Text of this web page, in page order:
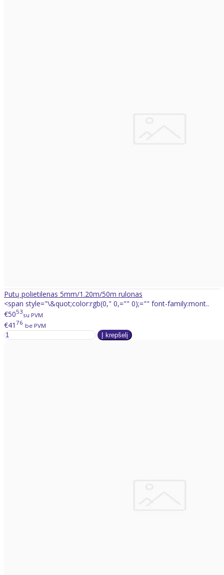
Putų polietilenas 5mm/1.20m/50m rulonas
<span style="\&quot;color:rgb(0," 0,="" 0);="" font-family:mont..
€5053su PVM
€41 76 be PVM